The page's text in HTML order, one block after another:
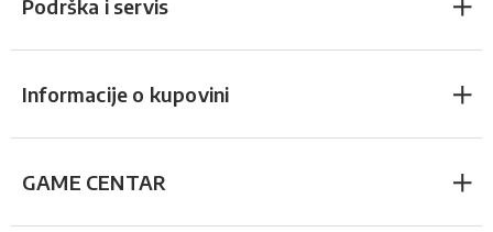
Podrška i servis
Informacije o kupovini
GAME CENTAR